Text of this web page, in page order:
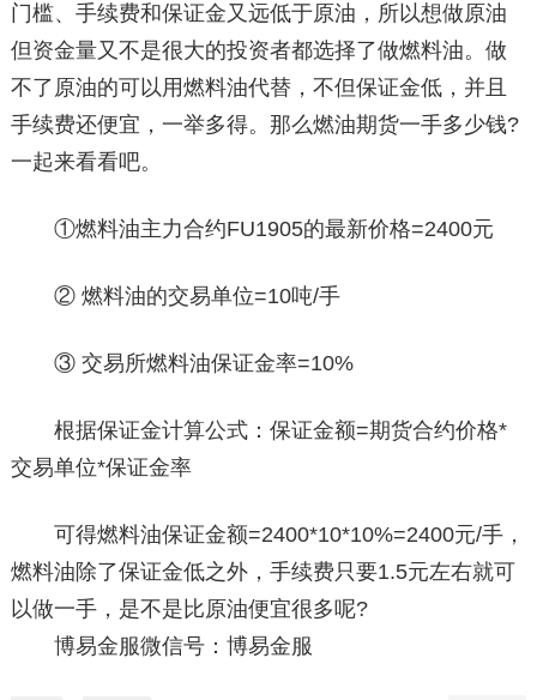
门槛、手续费和保证金又远低于原油，所以想做原油
但资金量又不是很大的投资者都选择了做燃料油。做
不了原油的可以用燃料油代替，不但保证金低，并且
手续费还便宜，一举多得。那么燃油期货一手多少钱?
一起来看看吧。
①燃料油主力合约FU1905的最新价格=2400元
② 燃料油的交易单位=10吨/手
③ 交易所燃料油保证金率=10%
根据保证金计算公式：保证金额=期货合约价格*
交易单位*保证金率
可得燃料油保证金额=2400*10*10%=2400元/手，
燃料油除了保证金低之外，手续费只要1.5元左右就可
以做一手，是不是比原油便宜很多呢?
博易金服微信号：博易金服